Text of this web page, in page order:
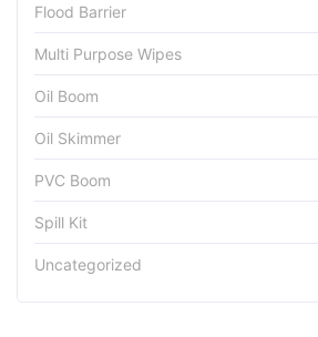
Flood Barrier
Multi Purpose Wipes
Oil Boom
Oil Skimmer
PVC Boom
Spill Kit
Uncategorized